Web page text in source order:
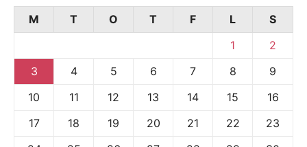
M
T O T F L
S
1
2
3
4 5 6 7 8
9
10
11 12 13 14 15
16
17
18 19 20 21 22
23